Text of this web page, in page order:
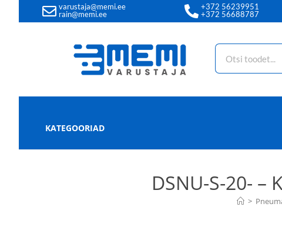
varustaja@memi.ee
rain@memi.ee
+372 56239951
+372 56688787
KATEGOORIAD
DSNU-S-20- –
>